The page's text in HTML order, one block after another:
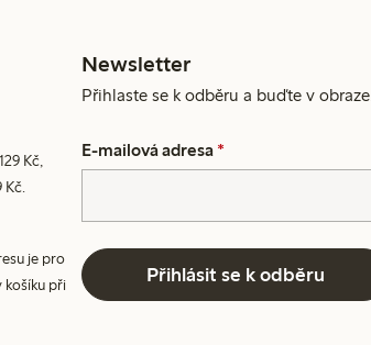
Kč,
Kč.
je pro
košíku při
Newsletter
Přihlaste se k odběru a buďte v obraze.
E-mailová adresa *
Přihlásit se k odběru